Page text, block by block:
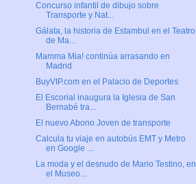
Concurso infantil de dibujo sobre
Transporte y Nat...
Gálata, la historia de Estambul en el Teatro
de Ma...
Mamma Mia! continúa arrasando en
Madrid
BuyVIP.com en el Palacio de Deportes
El Escorial inaugura la Iglesia de San
Bernabé tra...
El nuevo Abono Joven de transporte
Calcula tu viaje en autobús EMT y Metro
en Google ...
La moda y el desnudo de Mario Testino, en
el Museo...